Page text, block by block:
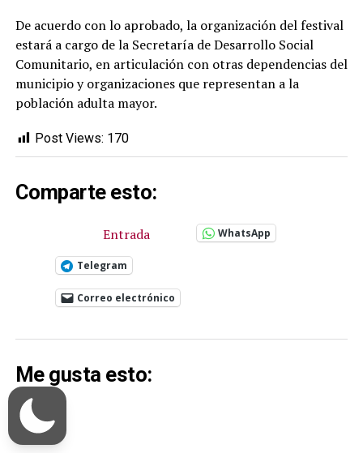
De acuerdo con lo aprobado, la organización del festival
estará a cargo de la Secretaría de Desarrollo Social
Comunitario, en articulación con otras dependencias del
municipio y organizaciones que representan a la
población adulta mayor.
Post Views: 170
Comparte esto:
Entrada WhatsApp
Telegram
Correo electrónico
Me gusta esto: